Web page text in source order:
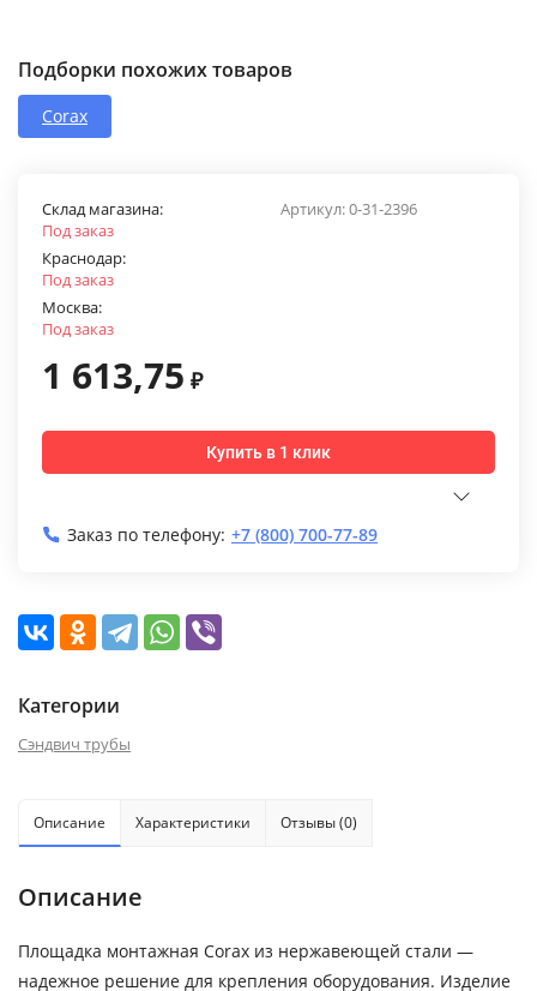
Подборки похожих товаров
Corax
Артикул:0-31-2396
Склад магазина:
Под заказ
Краснодар:
Под заказ
Москва:
Под заказ
1 613,75 ₽
Купить в 1 клик
Заказ по телефону: +7 (800) 700-77-89
Категории
Сэндвич трубы
Описание Характеристики Отзывы (0)
Описание
Площадка монтажная Corax из нержавеющей стали —
надежное решение для крепления оборудования. Изделие